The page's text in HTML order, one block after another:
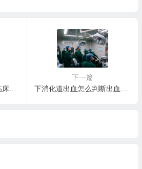
病例汇报形式在儿科学临床思维培养模式中的研究
下一篇